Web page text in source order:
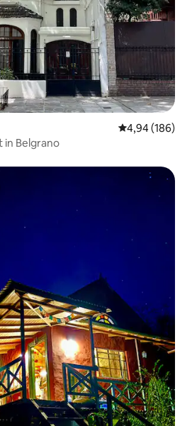
Gemiddelde
4,94 (186)
in Belgrano